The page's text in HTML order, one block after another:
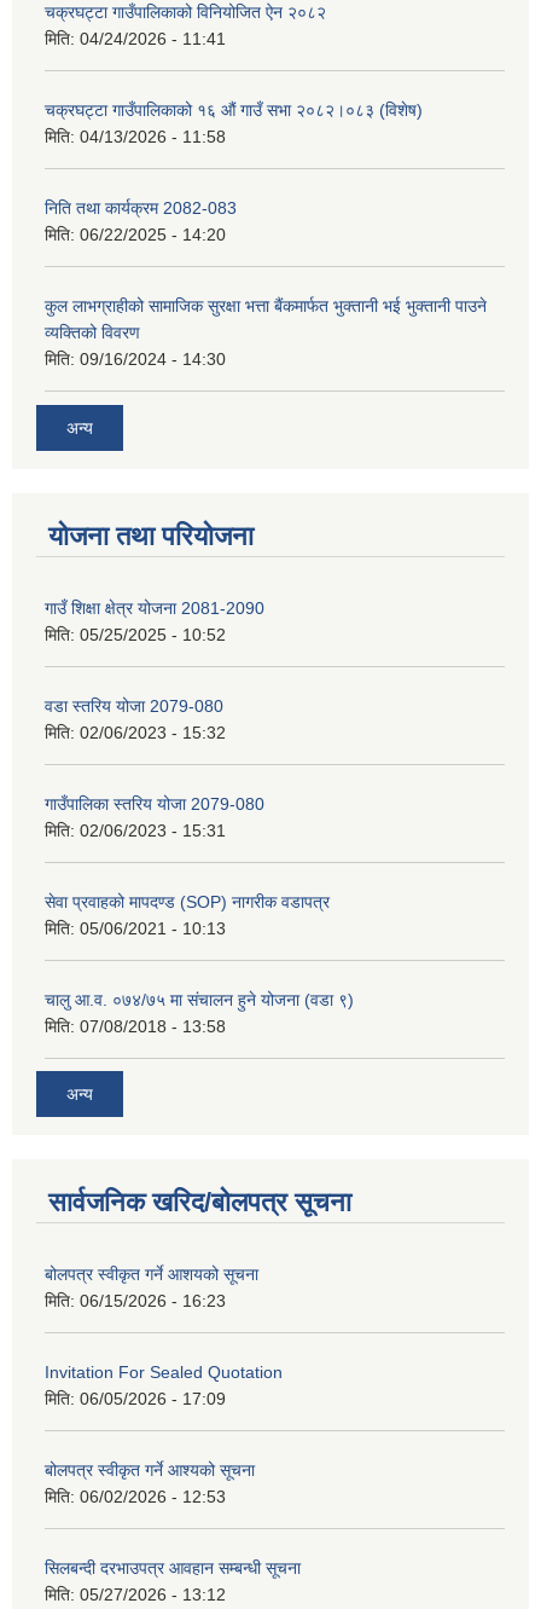
चक्रघट्टा गाउँपालिकाको विनियोजित ऐन २०८२
मिति: 04/24/2026 - 11:41
चक्रघट्टा गाउँपालिकाको १६ औं गाउँ सभा २०८२।०८३ (विशेष)
मिति: 04/13/2026 - 11:58
निति तथा कार्यक्रम 2082-083
मिति: 06/22/2025 - 14:20
कुल लाभग्राहीको सामाजिक सुरक्षा भत्ता बैंकमार्फत भुक्तानी भई भुक्तानी पाउने
व्यक्तिको विवरण
मिति: 09/16/2024 - 14:30
अन्य
योजना तथा परियोजना
गाउँ शिक्षा क्षेत्र योजना 2081-2090
मिति: 05/25/2025 - 10:52
वडा स्तरिय योजा 2079-080
मिति: 02/06/2023 - 15:32
गाउँपालिका स्तरिय योजा 2079-080
मिति: 02/06/2023 - 15:31
सेवा प्रवाहको मापदण्ड (SOP) नागरीक वडापत्र
मिति: 05/06/2021 - 10:13
चालु आ.व. ०७४/७५ मा संचालन हुने योजना (वडा ९)
मिति: 07/08/2018 - 13:58
अन्य
सार्वजनिक खरिद/बोलपत्र सूचना
बोलपत्र स्वीकृत गर्ने आशयको सूचना
मिति: 06/15/2026 - 16:23
Invitation For Sealed Quotation
मिति: 06/05/2026 - 17:09
बोलपत्र स्वीकृत गर्ने आश्यको सूचना
मिति: 06/02/2026 - 12:53
सिलबन्दी दरभाउपत्र आवहान सम्बन्धी सूचना
मिति: 05/27/2026 - 13:12